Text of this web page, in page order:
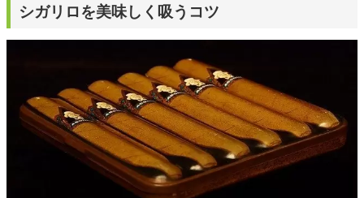
シガリロを美味しく吸うコツ